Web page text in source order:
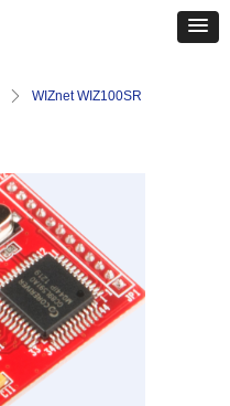
ꄲ WIZnet WIZ100SR